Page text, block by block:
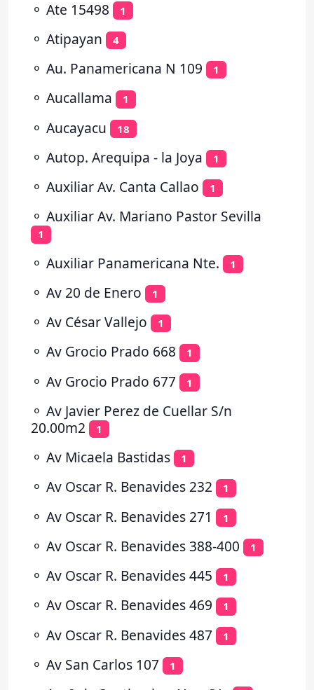
⚬ Ate 15498 1
⚬ Atipayan 4
⚬ Au. Panamericana N 109 1
⚬ Aucallama 1
⚬ Aucayacu 18
⚬ Autop. Arequipa - la Joya 1
⚬ Auxiliar Av. Canta Callao 1
⚬ Auxiliar Av. Mariano Pastor Sevilla
1
⚬ Auxiliar Panamericana Nte. 1
⚬ Av 20 de Enero 1
⚬ Av César Vallejo 1
⚬ Av Grocio Prado 668 1
⚬ Av Grocio Prado 677 1
⚬ Av Javier Perez de Cuellar S/n
20.00m2
1
⚬ Av Micaela Bastidas 1
⚬ Av Oscar R. Benavides 232 1
⚬ Av Oscar R. Benavides 271 1
⚬ Av Oscar R. Benavides 388-400 1
⚬ Av Oscar R. Benavides 445 1
⚬ Av Oscar R. Benavides 469 1
⚬ Av Oscar R. Benavides 487 1
⚬ Av San Carlos 107 1